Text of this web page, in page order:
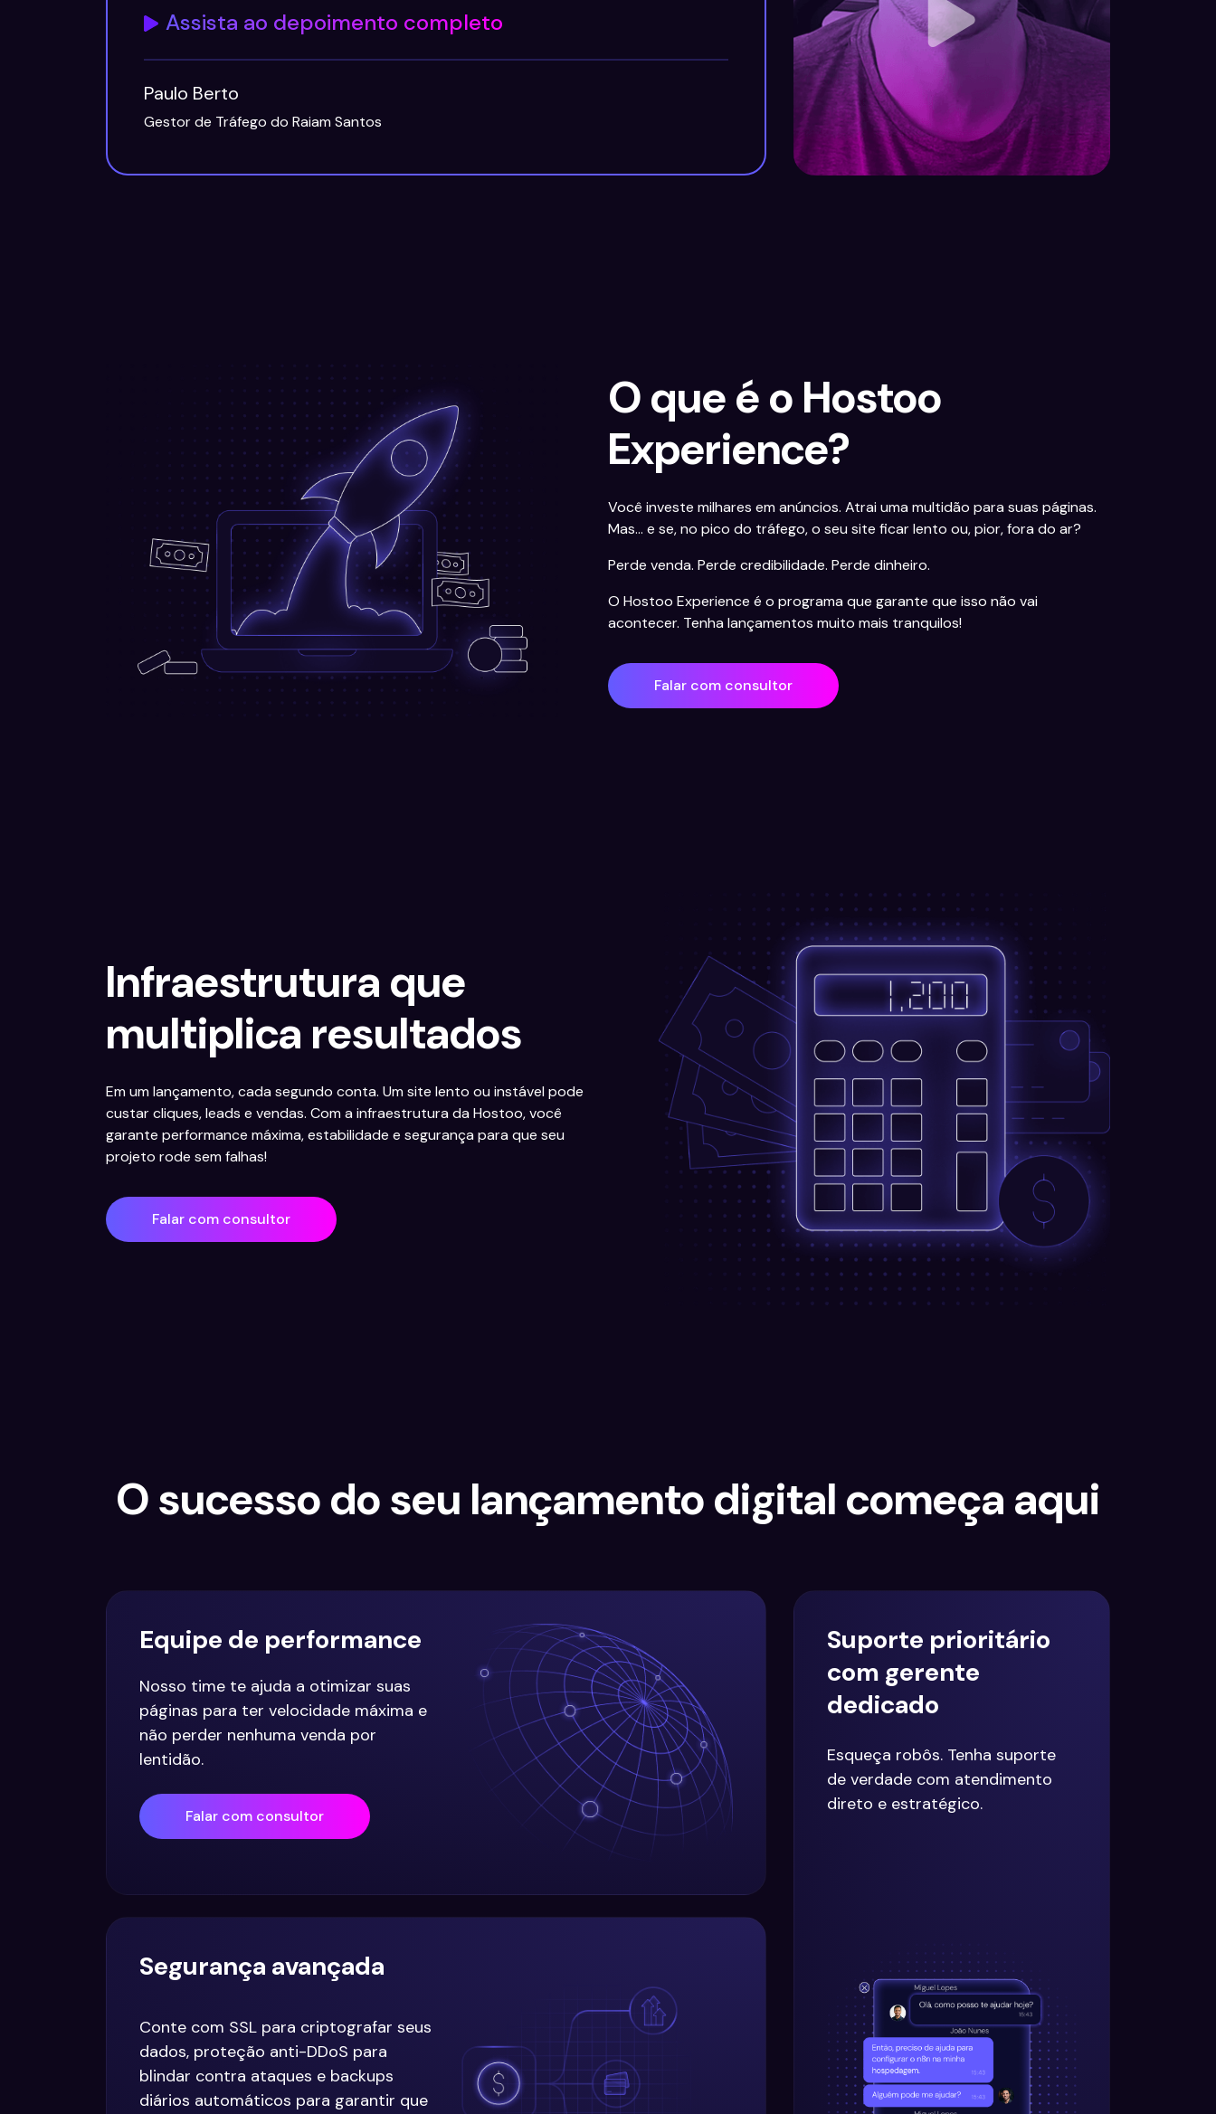
Assista ao depoimento completo
Paulo Berto
Gestor de Tráfego do Raiam Santos
O que é o Hostoo
Experience?
Você investe milhares em anúncios. Atrai uma multidão para suas páginas.
Mas... e se, no pico do tráfego, o seu site ficar lento ou, pior, fora do ar?
Perde venda. Perde credibilidade. Perde dinheiro.
O Hostoo Experience é o programa que garante que isso não vai
acontecer. Tenha lançamentos muito mais tranquilos!
Falar com consultor
Infraestrutura que
multiplica resultados
Em um lançamento, cada segundo conta. Um site lento ou instável pode
custar cliques, leads e vendas. Com a infraestrutura da Hostoo, você
garante performance máxima, estabilidade e segurança para que seu
projeto rode sem falhas!
Falar com consultor
O sucesso do seu lançamento digital começa aqui
Equipe de performance
Nosso time te ajuda a otimizar suas
páginas para ter velocidade máxima e
não perder nenhuma venda por
lentidão.
Falar com consultor
Segurança avançada
Conte com SSL para criptografar seus
dados, proteção anti-DDoS para
blindar contra ataques e backups
diários automáticos para garantir que
Suporte prioritário
com gerente
dedicado
Esqueça robôs. Tenha suporte
de verdade com atendimento
direto e estratégico.